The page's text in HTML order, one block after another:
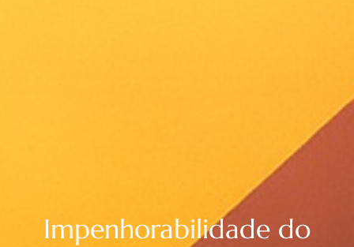
Impenhorabilidade do